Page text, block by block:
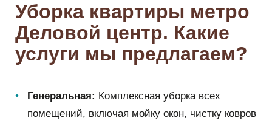
Уборка квартиры метро
Деловой центр. Какие
услуги мы предлагаем?
Генеральная: Комплексная уборка всех
помещений, включая мойку окон, чистку ковров